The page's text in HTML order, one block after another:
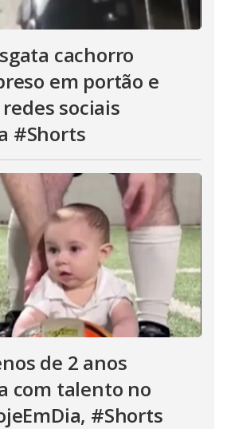
cachorro
em portão e
sociais
#Shorts
de 2 anos
com talento no
#Shorts